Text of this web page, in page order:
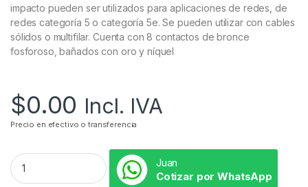
impacto pueden ser utilizados para aplicaciones de redes, de
redes categoría 5 o categoría 5e. Se pueden utilizar con cables
sólidos o multifilar. Cuenta con 8 contactos de bronce
fosforoso, bañados con oro y níquel
$0.00 Incl. IVA
Precio en efectivo o transferencia
Juan
Cotizar por WhatsApp